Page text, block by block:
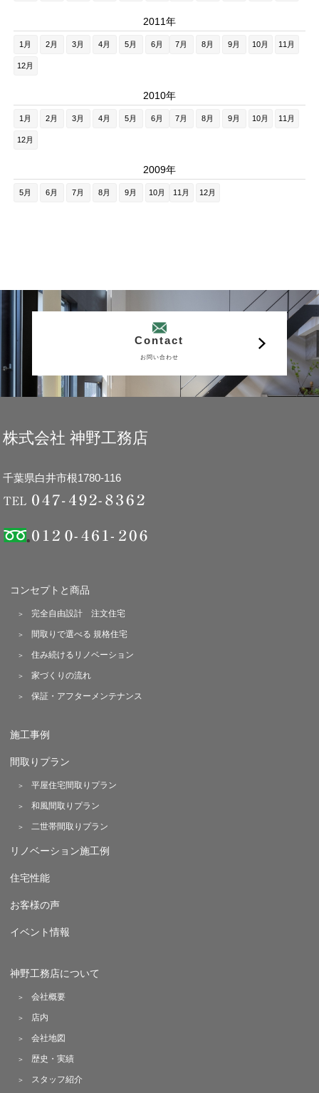
2011年
1月 2月 3月 4月 5月 6月 7月 8月 9月 10月 11月
12月
2010年
1月 2月 3月 4月 5月 6月 7月 8月 9月 10月 11月
12月
2009年
5月 6月 7月 8月 9月 10月 11月 12月
Contact
お問い合わせ
株式会社 神野工務店
千葉県白井市根1780-116
コンセプトと商品
完全自由設計 注文住宅
間取りで選べる 規格住宅
住み続けるリノベーション
家づくりの流れ
保証・アフターメンテナンス
施工事例
間取りプラン
平屋住宅間取りプラン
和風間取りプラン
二世帯間取りプラン
リノベーション施工例
住宅性能
お客様の声
イベント情報
神野工務店について
会社概要
店内
会社地図
歴史・実績
スタッフ紹介